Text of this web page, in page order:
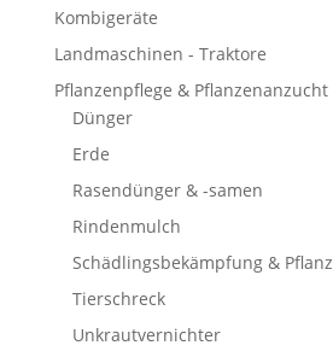
Kombigeräte
Landmaschinen - Traktore
Pflanzenpflege & Pflanzenanzucht
Dünger
Erde
Rasendünger & -samen
Rindenmulch
Schädlingsbekämpfung &
Tierschreck
Unkrautvernichter